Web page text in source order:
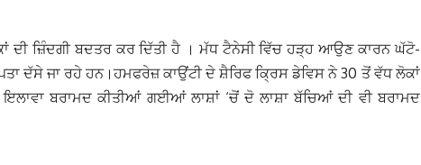
ਦੀ ਜ਼ਿੰਦਗੀ ਬਦਤਰ ਕਰ ਦਿੱਤੀ ਹੈ । ਮੱਧ ਟੈਨੇਸੀ ਵਿੱਚ ਹੜ੍ਹ ਆਉਣ ਕਾਰਨ ਘੱਟੋ-
ਦੱਸੇ ਜਾ ਰਹੇ ਹਨ।ਹਮਫਰੇਜ਼ ਕਾਉਂਟੀ ਦੇ ਸ਼ੈਰਿਫ ਕ੍ਰਿਸ ਡੇਵਿਸ ਨੇ 30 ਤੋਂ ਵੱਧ ਲੋਕਾਂ
ਬਰਾਮਦ ਕੀਤੀਆਂ ਗਈਆਂ ਲਾਸ਼ਾਂ ‘ਚੋਂ ਦੋ ਲਾਸ਼ਾ ਬੱਚਿਆਂ ਦੀ ਵੀ ਬਰਾਮਦ